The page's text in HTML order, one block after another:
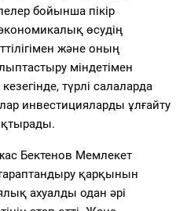
бойынша пікір
өсудің
және оның
міндетімен
түрлі салаларда
инвестицияларды ұлғайту
Бектенов Мемлекет
қарқынын
ахуалды одан әрі